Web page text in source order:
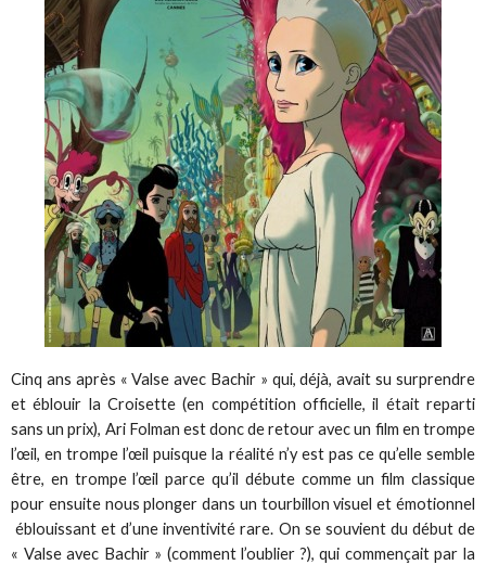
Cinq ans après « Valse avec Bachir » qui, déjà, avait su surprendre
et éblouir la Croisette (en compétition officielle, il était reparti
sans un prix), Ari Folman est donc de retour avec un film en trompe
l’œil, en trompe l’œil puisque la réalité n’y est pas ce qu’elle semble
être, en trompe l’œil parce qu’il débute comme un film classique
pour ensuite nous plonger dans un tourbillon visuel et émotionnel
éblouissant et d’une inventivité rare. On se souvient du début de
« Valse avec Bachir » (comment l’oublier ?), qui commençait par la